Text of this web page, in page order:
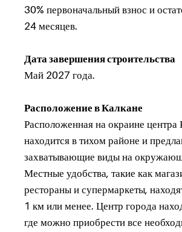
30% первоначальный взнос и
24 месяцев.
Дата завершения строительства
Май 2027 года.
Расположение в Калкане
Расположенная на окраине центра
находится в тихом районе и
захватывающие виды на
Местные удобства, такие как
рестораны и супермаркеты,
1 км или менее. Центр города
где можно приобрести все